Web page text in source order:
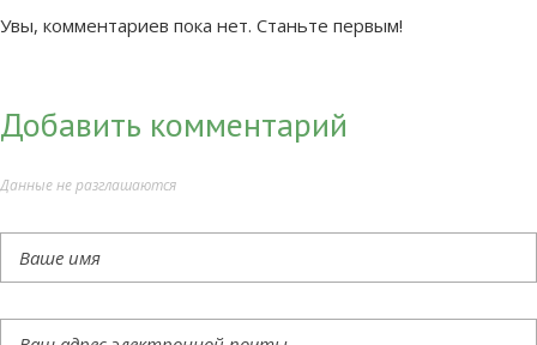
Увы, комментариев пока нет. Станьте первым!
Добавить комментарий
Данные не разглашаются